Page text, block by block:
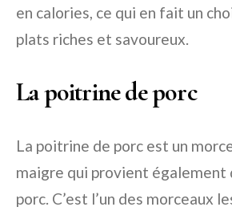
en calories, ce qui en fait un
plats riches et savoureux.
La poitrine de porc
La poitrine de porc est un
maigre qui provient également
porc. C’est l’un des morceaux